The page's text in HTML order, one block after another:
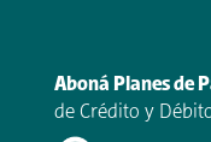
Aboná Planes de
de Crédito y